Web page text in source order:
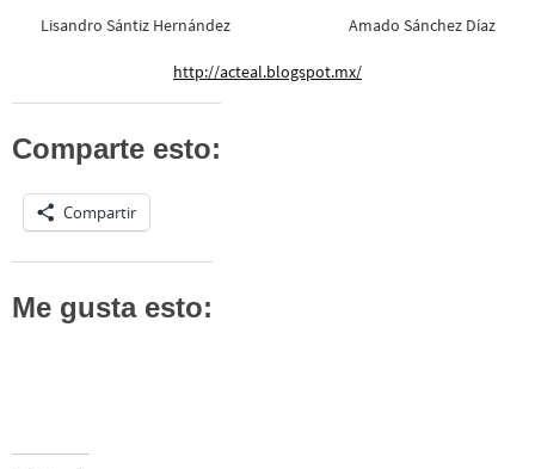
Lisandro Sántiz Hernández Amado Sánchez Díaz
http://acteal.blogspot.mx/
Comparte esto:
Compartir
Me gusta esto: